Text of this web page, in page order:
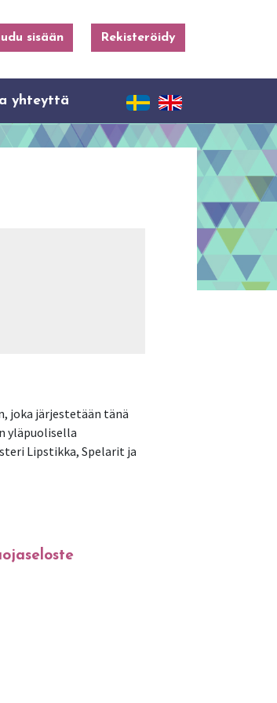
sisään Rekisteröidy
yhteyttä
joka järjestetään tänä
yläpuolisella
Lipstikka, Spelarit ja